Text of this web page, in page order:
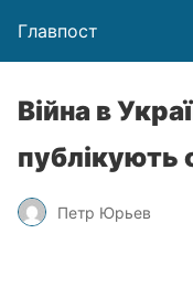
Главпост
Війна в
публікують
Петр Юрьев